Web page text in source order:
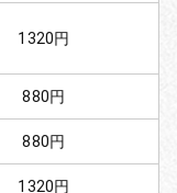
1320円
880円
880円
1320円